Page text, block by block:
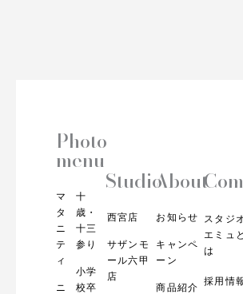
Photo
menu
マ
タ
ニ
テ
ィ
ニ
十
歳・
十三
参り
小学
校卒
Studio
西宮店
サザンモ
ール六甲
店
About
お知らせ
キャンペ
ーン
商品紹介
スタジ
エミュと
は
採用情